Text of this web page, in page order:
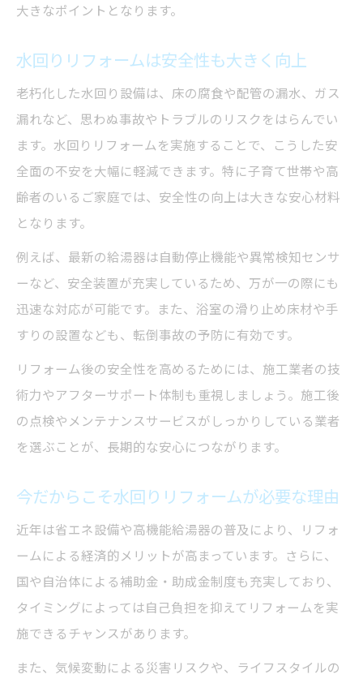
大きなポイントとなります。
水回りリフォームは安全性も大きく向上
老朽化した水回り設備は、床の腐食や配管の漏水、ガス
漏れなど、思わぬ事故やトラブルのリスクをはらんでい
ます。水回りリフォームを実施することで、こうした安
全面の不安を大幅に軽減できます。特に子育て世帯や高
齢者のいるご家庭では、安全性の向上は大きな安心材料
となります。
例えば、最新の給湯器は自動停止機能や異常検知センサ
ーなど、安全装置が充実しているため、万が一の際にも
迅速な対応が可能です。また、浴室の滑り止め床材や手
すりの設置なども、転倒事故の予防に有効です。
リフォーム後の安全性を高めるためには、施工業者の技
術力やアフターサポート体制も重視しましょう。施工後
の点検やメンテナンスサービスがしっかりしている業者
を選ぶことが、長期的な安心につながります。
今だからこそ水回りリフォームが必要な理由
近年は省エネ設備や高機能給湯器の普及により、リフォ
ームによる経済的メリットが高まっています。さらに、
国や自治体による補助金・助成金制度も充実しており、
タイミングによっては自己負担を抑えてリフォームを実
施できるチャンスがあります。
また、気候変動による災害リスクや、ライフスタイルの